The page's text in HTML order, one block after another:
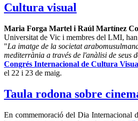
Cultura visual
Maria Forga Martel i Raúl Martínez
Universitat de Vic i membres del LMI,
"La imatge de la societat
mediterrània a través de l'anàlisi de seus
Congrés Internacional de Cultura
el 22 i 23 de maig.
Taula rodona sobre
En commemoració del Dia Internacional